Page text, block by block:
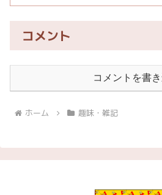
コメント
コメントを書
ホーム 趣味・雑記